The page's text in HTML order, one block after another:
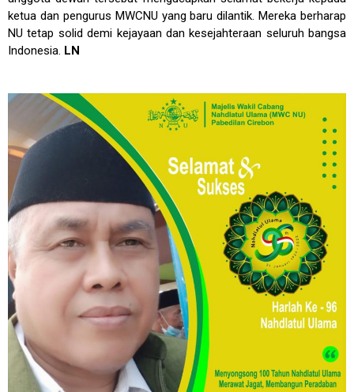
ketua dan pengurus MWCNU yang baru dilantik. Mereka berharap
NU tetap solid demi kejayaan dan kesejahteraan seluruh bangsa
Indonesia. LN